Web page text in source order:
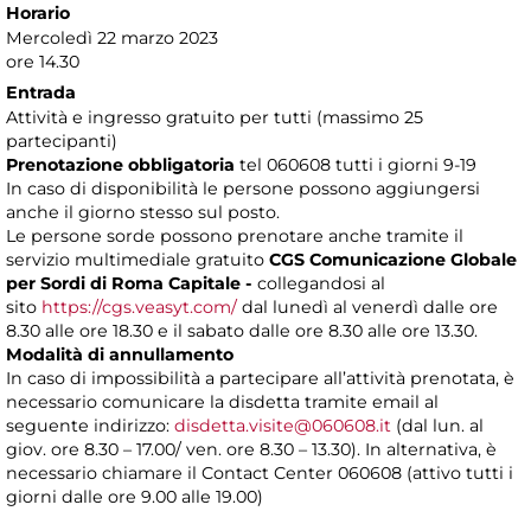
Horario
Mercoledì 22 marzo 2023
ore 14.30
Entrada
Attività e ingresso gratuito per tutti (massimo 25
partecipanti)
Prenotazione obbligatoria tel 060608 tutti i giorni 9-19
In caso di disponibilità le persone possono aggiungersi
anche il giorno stesso sul posto.
Le persone sorde possono prenotare anche tramite il
servizio multimediale gratuito CGS Comunicazione Globale
per Sordi di Roma Capitale - collegandosi al
sito https://cgs.veasyt.com/dal lunedì al venerdì dalle ore
8.30 alle ore 18.30 e il sabato dalle ore 8.30 alle ore 13.30.
Modalità di annullamento
In caso di impossibilità a partecipare all’attività prenotata, è
necessario comunicare la disdetta tramite email al
seguente indirizzo: disdetta.visite@060608.it (dal lun. al
giov. ore 8.30 – 17.00/ ven. ore 8.30 – 13.30). In alternativa, è
necessario chiamare il Contact Center 060608 (attivo tutti i
giorni dalle ore 9.00 alle 19.00)